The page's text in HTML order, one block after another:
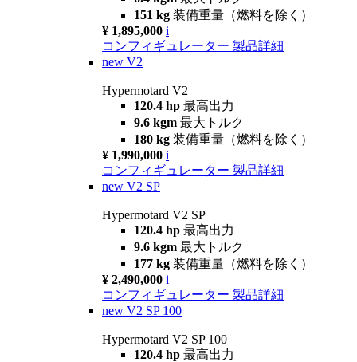
151 kg 装備重量（燃料を除く）
¥ 1,895,000 i
コンフィギュレーター 製品詳細
new V2
Hypermotard V2
120.4 hp 最高出力
9.6 kgm 最大トルク
180 kg 装備重量（燃料を除く）
¥ 1,990,000 i
コンフィギュレーター 製品詳細
new V2 SP
Hypermotard V2 SP
120.4 hp 最高出力
9.6 kgm 最大トルク
177 kg 装備重量（燃料を除く）
¥ 2,490,000 i
コンフィギュレーター 製品詳細
new V2 SP 100
Hypermotard V2 SP 100
120.4 hp 最高出力